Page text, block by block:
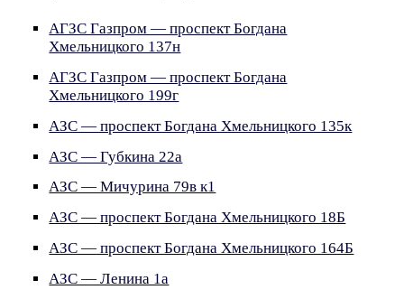
АГЗС Газпром — проспект Богдана
Хмельницкого 137н
АГЗС Газпром — проспект Богдана
Хмельницкого 199г
АЗС — проспект Богдана Хмельницкого 135к
АЗС — Губкина 22а
АЗС — Мичурина 79в к1
АЗС — проспект Богдана Хмельницкого 18Б
АЗС — проспект Богдана Хмельницкого 164Б
АЗС — Ленина 1а